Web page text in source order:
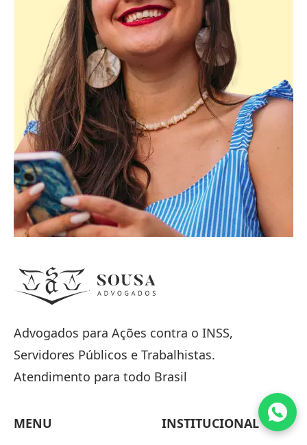
Advogados para Ações contra o INSS,
Servidores Públicos e Trabalhistas.
Atendimento para todo Brasil
MENU INSTITUCIONAL